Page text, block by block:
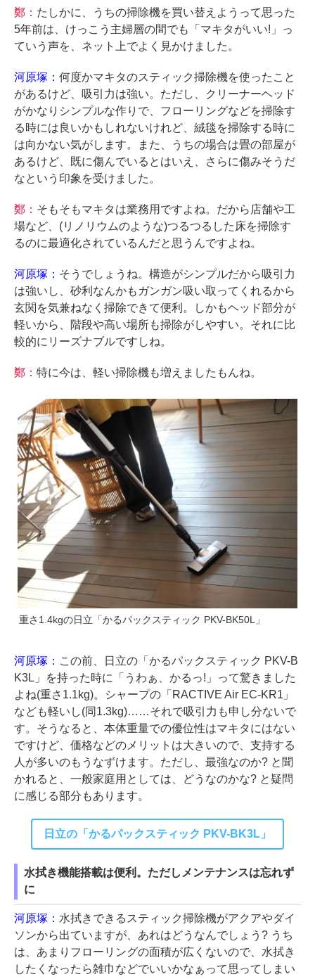
鄭： たしかに、うちの掃除機を買い替えようって思った
5年前は、けっこう主婦層の間でも「マキタがいい!」っ
ていう声を、ネット上でよく見かけました。
河原塚： 何度かマキタのスティック掃除機を使ったこと
があるけど、吸引力は強い。ただし、クリーナーヘッド
がかなりシンプルな作りで、フローリングなどを掃除す
る時には良いかもしれないけれど、絨毯を掃除する時に
は向かない気がします。また、うちの場合は畳の部屋が
あるけど、既に傷んでいるとはいえ、さらに傷みそうだ
なという印象を受けました。
鄭： そもそもマキタは業務用ですよね。だから店舗や工
場など、(リノリウムのような)つるつるした床を掃除す
るのに最適化されているんだと思うんですよね。
河原塚： そうでしょうね。構造がシンプルだから吸引力
は強いし、砂利なんかもガンガン吸い取ってくれるから
玄関を気兼ねなく掃除できて便利。しかもヘッド部分が
軽いから、階段や高い場所も掃除がしやすい。それに比
較的にリーズナブルですしね。
鄭： 特に今は、軽い掃除機も増えましたもんね。
重さ1.4kgの日立「かるパックスティック PKV-BK50L」
河原塚： この前、日立の「かるパックスティック PKV-B
K3L」を持った時に「うわぁ、かるっ!」って驚きました
よね(重さ1.1kg)。シャープの「RACTIVE Air EC-KR1」
なども軽いし(同1.3kg)……それで吸引力も申し分ないで
す。そうなると、本体重量での優位性はマキタにはない
ですけど、価格などのメリットは大きいので、支持する
人が多いのもうなずけます。ただし、最強なのか? と聞
かれると、一般家庭用としては、どうなのかな? と疑問
に感じる部分もあります。
日立の「かるパックスティック PKV-BK3L」
水拭き機能搭載は便利。ただしメンテナンスは忘れず
に
河原塚： 水拭きできるスティック掃除機がアクアやダイ
ソンから出ていますが、あれはどうなんでしょう? うち
は、あまりフローリングの面積が広くないので、水拭き
したくなったら雑巾などでいいかなぁって思ってしまい